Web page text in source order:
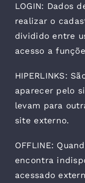
LOGIN: Dados
realizar o
dividido entre
acesso a
HIPERLINKS:
aparecer pelo
levam para
site externo.
OFFLINE:
encontra
acessado